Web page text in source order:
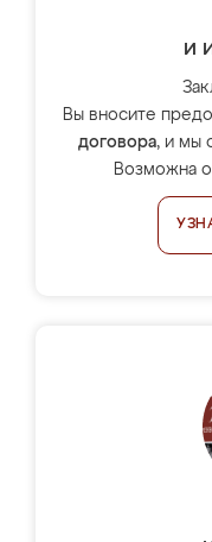
и
Вы вносите
договора, и мы
Возможна